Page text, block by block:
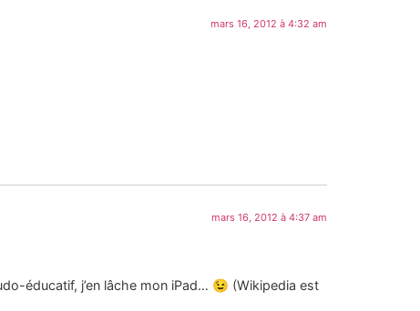
mars 16, 2012 à 4:32 am
mars 16, 2012 à 4:37 am
éducatif, j’en lâche mon iPad… 😉 (Wikipedia est